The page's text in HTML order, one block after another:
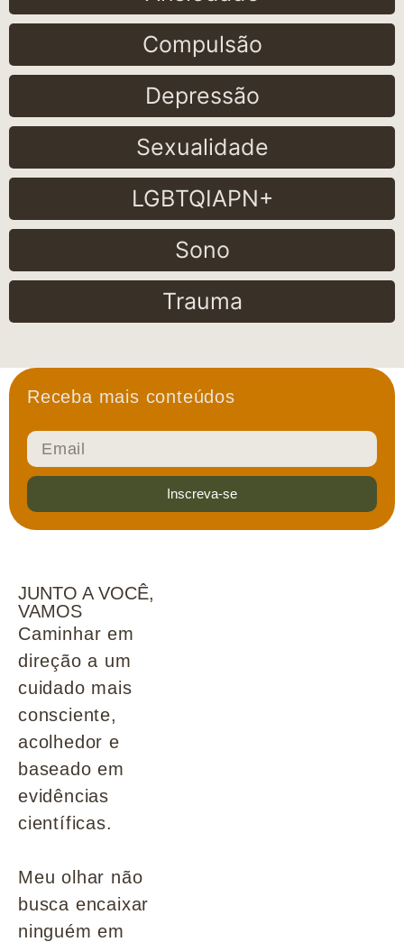
Compulsão
Depressão
Sexualidade
LGBTQIAPN+
Sono
Trauma
Receba mais conteúdos
Inscreva-se
JUNTO A VOCÊ,
VAMOS
Caminhar em
direção a um
cuidado mais
consciente,
acolhedor e
baseado em
evidências
científicas.
Meu olhar não
busca encaixar
ninguém em